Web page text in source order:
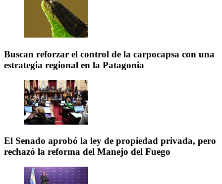
Buscan reforzar el control de la carpocapsa con una
estrategia regional en la Patagonia
El Senado aprobó la ley de propiedad privada, pero
rechazó la reforma del Manejo del Fuego